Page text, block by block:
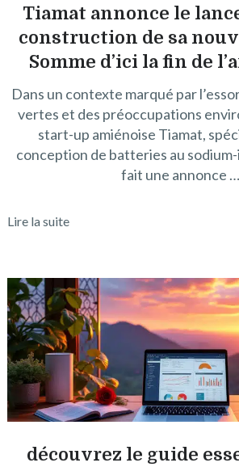
Tiamat annonce le
construction de sa
Somme d’ici la fin de
Dans un contexte marqué par
vertes et des préoccupations
start-up amiénoise Tiamat,
conception de batteries au
fait une annonce …
Lire la suite
découvrez le guide